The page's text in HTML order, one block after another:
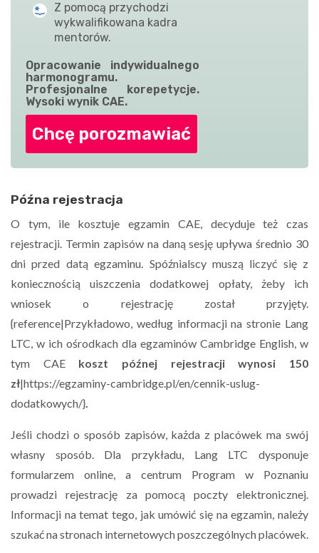
Z pomocą przychodzi
wykwalifikowana kadra
mentorów.
Opracowanie indywidualnego
harmonogramu.
Profesjonalne korepetycje.
Wysoki wynik CAE.
Chcę porozmawiać
Późna rejestracja
O tym, ile kosztuje egzamin CAE, decyduje też czas
rejestracji. Termin zapisów na daną sesję upływa średnio 30
dni przed datą egzaminu. Spóźnialscy muszą liczyć się z
koniecznością uiszczenia dodatkowej opłaty, żeby ich
wniosek o rejestrację został przyjęty.
{reference|Przykładowo, według informacji na stronie Lang
LTC, w ich ośrodkach dla egzaminów Cambridge English, w
tym CAE koszt późnej rejestracji wynosi 150
zł|https://egzaminy-cambridge.pl/en/cennik-uslug-
dodatkowych/}.
Jeśli chodzi o sposób zapisów, każda z placówek ma swój
własny sposób. Dla przykładu, Lang LTC dysponuje
formularzem online, a centrum Program w Poznaniu
prowadzi rejestrację za pomocą poczty elektronicznej.
Informacji na temat tego, jak umówić się na egzamin, należy
szukać na stronach internetowych poszczególnych placówek.